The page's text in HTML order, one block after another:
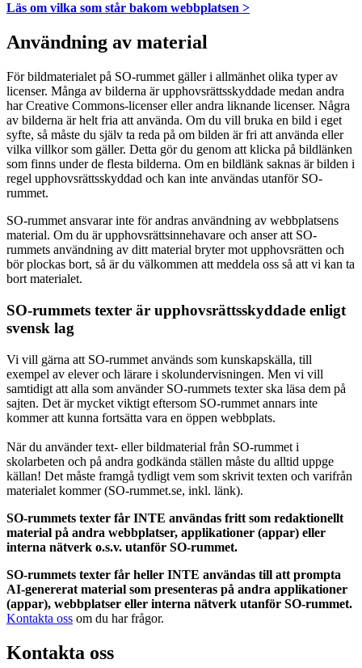
Läs om vilka som står bakom webbplatsen >
Användning av material
För bildmaterialet på SO-rummet gäller i allmänhet olika typer av
licenser. Många av bilderna är upphovsrättsskyddade medan andra
har Creative Commons-licenser eller andra liknande licenser. Några
av bilderna är helt fria att använda. Om du vill bruka en bild i eget
syfte, så måste du själv ta reda på om bilden är fri att använda eller
vilka villkor som gäller. Detta gör du genom att klicka på bildlänken
som finns under de flesta bilderna. Om en bildlänk saknas är bilden i
regel upphovsrättsskyddad och kan inte användas utanför SO-
rummet.
SO-rummet ansvarar inte för andras användning av webbplatsens
material. Om du är upphovsrättsinnehavare och anser att SO-
rummets användning av ditt material bryter mot upphovsrätten och
bör plockas bort, så är du välkommen att meddela oss så att vi kan ta
bort materialet.
SO-rummets texter är upphovsrättsskyddade enligt
svensk lag
Vi vill gärna att SO-rummet används som kunskapskälla, till
exempel av elever och lärare i skolundervisningen. Men vi vill
samtidigt att alla som använder SO-rummets texter ska läsa dem på
sajten. Det är mycket viktigt eftersom SO-rummet annars inte
kommer att kunna fortsätta vara en öppen webbplats.
När du använder text- eller bildmaterial från SO-rummet i
skolarbeten och på andra godkända ställen måste du alltid uppge
källan! Det måste framgå tydligt vem som skrivit texten och varifrån
materialet kommer (SO-rummet.se, inkl. länk).
SO-rummets texter får INTE användas fritt som redaktionellt
material på andra webbplatser, applikationer (appar) eller
interna nätverk o.s.v. utanför SO-rummet.
SO-rummets texter får heller INTE användas till att prompta
AI-genererat material som presenteras på andra applikationer
(appar), webbplatser eller interna nätverk utanför SO-rummet.
Kontakta oss om du har frågor.
Kontakta oss